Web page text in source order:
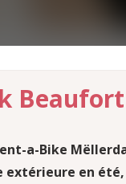
Beaufort
a-Bike
extérieure en